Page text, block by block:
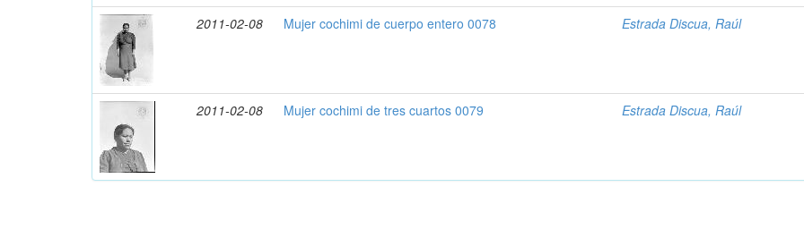
2011-02-08 Mujer cochimi de cuerpo entero 0078 Estrada Discua, Raúl
2011-02-08 Mujer cochimi de tres cuartos 0079 Estrada Discua, Raúl